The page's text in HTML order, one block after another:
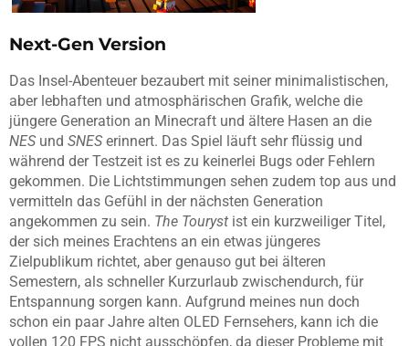
Next-Gen Version
Das Insel-Abenteuer bezaubert mit seiner minimalistischen,
aber lebhaften und atmosphärischen Grafik, welche die
jüngere Generation an Minecraft und ältere Hasen an die
NESund SNESerinnert. Das Spiel läuft sehr flüssig und
während der Testzeit ist es zu keinerlei Bugs oder Fehlern
gekommen. Die Lichtstimmungen sehen zudem top aus und
vermitteln das Gefühl in der nächsten Generation
angekommen zu sein. The Touryst ist ein kurzweiliger Titel,
der sich meines Erachtens an ein etwas jüngeres
Zielpublikum richtet, aber genauso gut bei älteren
Semestern, als schneller Kurzurlaub zwischendurch, für
Entspannung sorgen kann. Aufgrund meines nun doch
schon ein paar Jahre alten OLED Fernsehers, kann ich die
vollen 120 FPS nicht ausschöpfen, da dieser Probleme mit